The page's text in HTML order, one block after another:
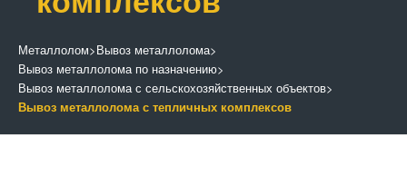
Металлолом>Вывоз металлолома>
Вывоз металлолома по назначению>
Вывоз металлолома с сельскохозяйственных объектов>
Вывоз металлолома с тепличных комплексов